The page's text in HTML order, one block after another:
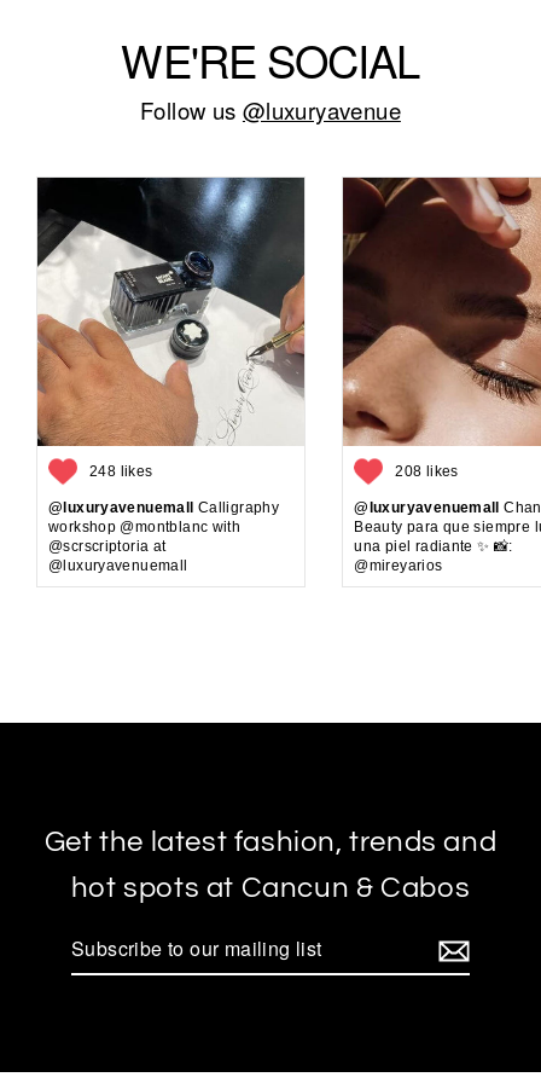
WE'RE SOCIAL
Follow us @luxuryavenue
248 likes
@luxuryavenuemall Calligraphy
workshop @montblanc with
@scrscriptoria at
@luxuryavenuemall
208 likes
@luxuryavenuemall
Beauty para que siempre
una piel radiante ✨ 📸:
@mireyarios
Get the latest fashion, trends and
hot spots at Cancun & Cabos